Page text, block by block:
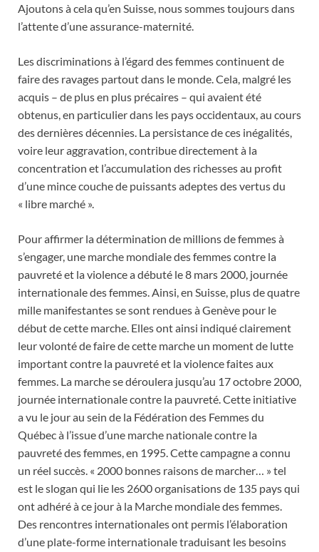
Ajoutons à cela qu’en Suisse, nous sommes toujours dans
l’attente d’une assurance-maternité.
Les discriminations à l’égard des femmes continuent de
faire des ravages partout dans le monde. Cela, malgré les
acquis – de plus en plus précaires – qui avaient été
obtenus, en particulier dans les pays occidentaux, au cours
des dernières décennies. La persistance de ces inégalités,
voire leur aggravation, contribue directement à la
concentration et l’accumulation des richesses au profit
d’une mince couche de puissants adeptes des vertus du
« libre marché ».
Pour affirmer la détermination de millions de femmes à
s’engager, une marche mondiale des femmes contre la
pauvreté et la violence a débuté le 8 mars 2000, journée
internationale des femmes. Ainsi, en Suisse, plus de quatre
mille manifestantes se sont rendues à Genève pour le
début de cette marche. Elles ont ainsi indiqué clairement
leur volonté de faire de cette marche un moment de lutte
important contre la pauvreté et la violence faites aux
femmes. La marche se déroulera jusqu’au 17 octobre 2000,
journée internationale contre la pauvreté. Cette initiative
a vu le jour au sein de la Fédération des Femmes du
Québec à l’issue d’une marche nationale contre la
pauvreté des femmes, en 1995. Cette campagne a connu
un réel succès. « 2000 bonnes raisons de marcher… » tel
est le slogan qui lie les 2600 organisations de 135 pays qui
ont adhéré à ce jour à la Marche mondiale des femmes.
Des rencontres internationales ont permis l’élaboration
d’une plate-forme internationale traduisant les besoins